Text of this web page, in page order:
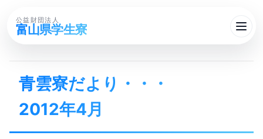
公益財団法人
富山県学生寮
青雲寮だより・・・​
2012年4月